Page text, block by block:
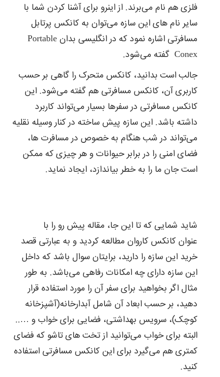
فلزی هم نام می‌برند. از اینرو برای آشنا کردن شما با
سایر نام های این سازه می‌توان به کانکس پرتابل
مسافرتی اشاره نمود که در انگلیسی بدان Portable
Conex گفته می‌شود.
جالب است بدانید، کانکس متحرک را گاهی بر حسب
کاربری آن، کانکس مسافرتی هم گفته می‌شود. این
کانکس مسافرتی در سفرها بسیار می‌تواند کاربرد
داشته باشد. این سازه پیش ساخته در کنار وسیله نقلیه
می‌تواند در شب هنگام به خصوص در مسافرت ها،
فضای امنی را در برابر حیوانات و هر چیزی که ممکن
است جان ما را به خطر بیاندازد، ایجاد ‌نماید.
شاید شمایی که تا این جا، مقاله پیش رو را با
عنوان کانکس کاروان مطالعه کردید و به عبارتی قصد
خرید این سازه را دارید، برایتان سوال باشد که داخل
این سازه دارای چه امکانات رفاهی می‌باشد. به طور
مثال اگر بخواهید برای سفر آن را مورد استفاده قرار
‌دهید، بر حسب ابعاد آن شامل آبدارخانه(آشپزخانه
کوچک)، سرویس بهداشتی، فضایی برای خواب و …..
البته برای خواب می‌توانید از تخت های تاشو که فضای
کمتری هم می‌گیرد برای این کانکس مسافرتی استفاده
کنید.